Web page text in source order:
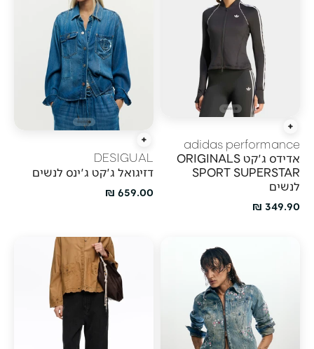
הוספה מהירה
adidas performance
אדידס ג'קט ORIGINALS
SPORT SUPERSTAR
לנשים
מחיר מבצע
349.90 ₪
הוספה מהירה
DESIGUAL
דזיגואל ג'קט ג'ינס לנשים
מחיר מבצע
659.00 ₪